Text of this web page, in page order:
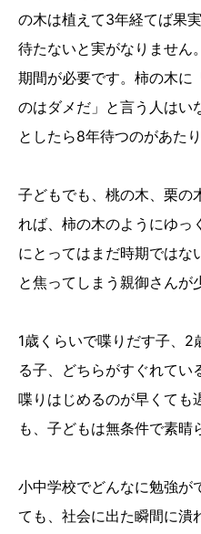
の木は植えて3年経てば果
待たないと実がなりません
期間が必要です。柿の木に
のはダメだ」と言う人はい
としたら8年待つのがあたり
子どもでも、桃の木、栗の
れば、柿の木のようにゆっ
にとってはまだ時期ではな
と焦ってしまう親御さんが
1歳くらいで喋りだす子、2
る子、どちらがすぐれてい
喋りはじめるのが早くても
も、子どもは無条件で素晴
小中学校でどんなに勉強が
ても、社会に出た瞬間に潰